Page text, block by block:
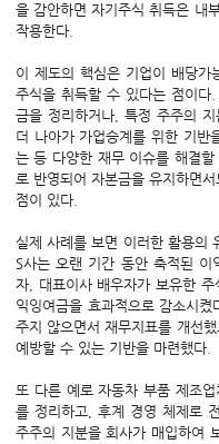
을 감안하면 자기주식 취득은 내
작용한다.
이 제도의 핵심은 기업이 배당가
주식을 취득할 수 있다는 점이다
금을 정리하거나, 특정 주주의
더 나아가 가업승계를 위한 기반
는 등 다양한 재무 이슈를 해결
로 반영되어 자본금을 유지하면
점이 있다.
실제 사례를 보면 이러한 활용의
S사는 오랜 기간 동안 축적된 이
자, 대표이사 배우자가 보유한 주
익잉여금을 효과적으로 감소시
주지 않으면서 재무지표를 개선
예방할 수 있는 기반을 마련했다.
또 다른 예로 자동차 부품 제조
를 정리하고, 후계 경영 체제로
주주의 지분을 회사가 매입하여